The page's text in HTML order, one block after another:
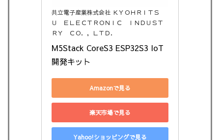
共立電子産業株式会社 ＫＹＯＨＲＩＴＳ
Ｕ ＥＬＥＣＴＲＯＮＩＣ ＩＮＤＵＳＴ
ＲＹ ＣＯ．，ＬＴＤ．
M5Stack CoreS3 ESP32S3 IoT
開発キット
Amazonで見る
楽天市場で見る
Yahoo!ショッピングで見る